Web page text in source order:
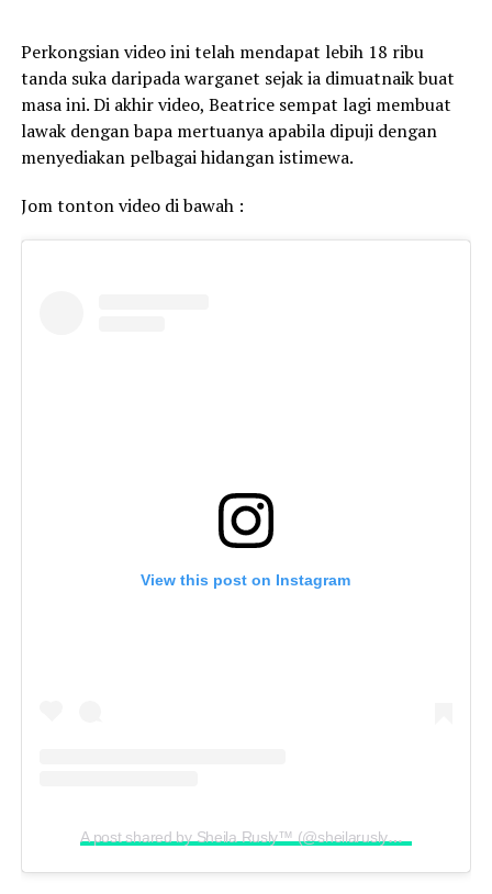
Perkongsian video ini telah mendapat lebih 18 ribu
tanda suka daripada warganet sejak ia dimuatnaik buat
masa ini. Di akhir video, Beatrice sempat lagi membuat
lawak dengan bapa mertuanya apabila dipuji dengan
menyediakan pelbagai hidangan istimewa.
Jom tonton video di bawah :
View this post on Instagram
A post shared by Sheila Rusly™️ (@sheilarusly_jspictures)